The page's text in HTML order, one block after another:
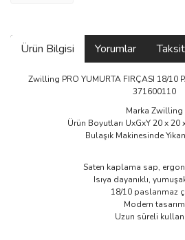
Ürün Bilgisi Yorumlar
Zwilling PRO YUMURTA FIRÇASI 18/10
371600110
Marka Zwilling
Ürün Boyutları UxGxY 20 x 20
Bulaşık Makinesinde
Saten kaplama sap,
Isıya dayanıklı,
18/10 paslanmaz
Modern tasarım
Uzun süreli